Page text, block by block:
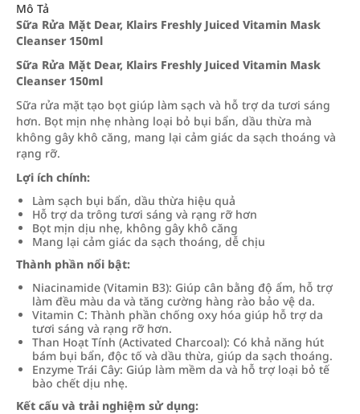
Mô Tả
Sữa Rửa Mặt Dear, Klairs Freshly Juiced Vitamin Mask
Cleanser 150ml
Sữa Rửa Mặt Dear, Klairs Freshly Juiced Vitamin Mask
Cleanser 150ml
Sữa rửa mặt tạo bọt giúp làm sạch và hỗ trợ da tươi sáng
hơn. Bọt mịn nhẹ nhàng loại bỏ bụi bẩn, dầu thừa mà
không gây khô căng, mang lại cảm giác da sạch thoáng và
rạng rỡ.
Lợi ích chính:
Làm sạch bụi bẩn, dầu thừa hiệu quả
Hỗ trợ da trông tươi sáng và rạng rỡ hơn
Bọt mịn dịu nhẹ, không gây khô căng
Mang lại cảm giác da sạch thoáng, dễ chịu
Thành phần nổi bật:
Niacinamide (Vitamin B3): Giúp cân bằng độ ẩm, hỗ trợ
làm đều màu da và tăng cường hàng rào bảo vệ da.
Vitamin C: Thành phần chống oxy hóa giúp hỗ trợ da
tươi sáng và rạng rỡ hơn.
Than Hoạt Tính (Activated Charcoal): Có khả năng hút
bám bụi bẩn, độc tố và dầu thừa, giúp da sạch thoáng.
Enzyme Trái Cây: Giúp làm mềm da và hỗ trợ loại bỏ tế
bào chết dịu nhẹ.
Kết cấu và trải nghiệm sử dụng: